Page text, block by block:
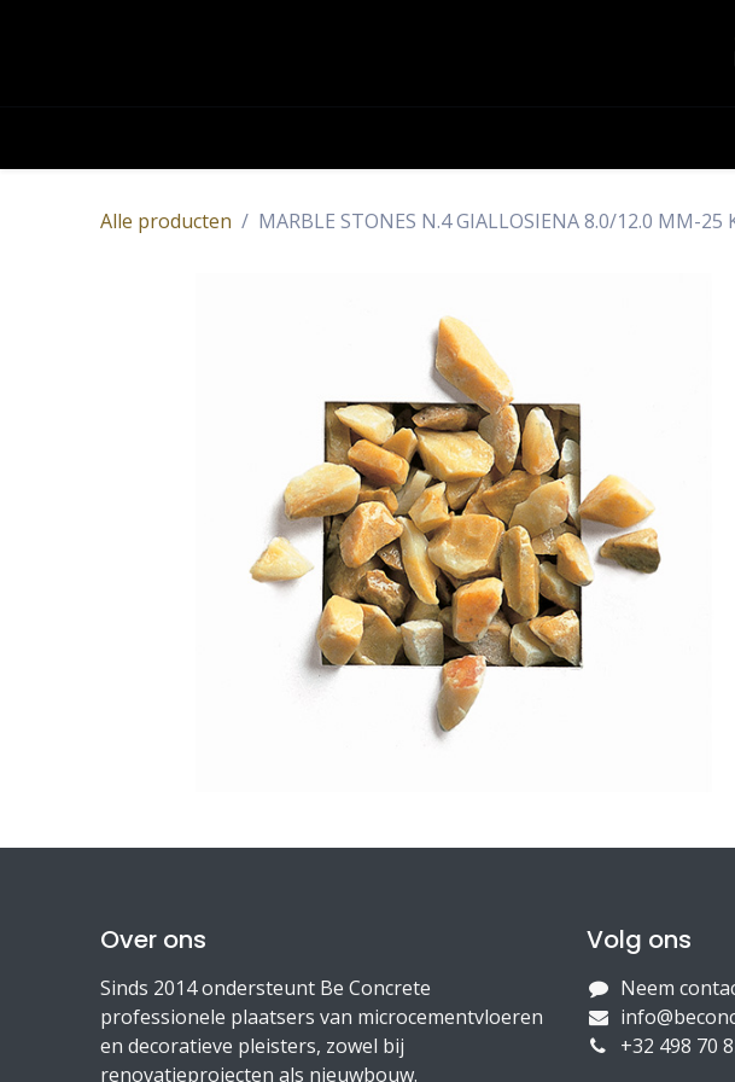
Alle producten MARBLE STONES N.4 GIALLOSIENA 8.0/12.0 MM-25
Over ons
Sinds 2014 ondersteunt Be Concrete
professionele plaatsers van microcementvloeren
en decoratieve pleisters, zowel bij
renovatieprojecten als nieuwbouw.
Volg ons
Neem
+32 498 70